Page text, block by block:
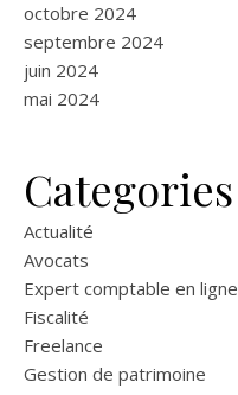
octobre 2024
septembre 2024
juin 2024
mai 2024
Categories
Actualité
Avocats
Expert comptable en ligne
Fiscalité
Freelance
Gestion de patrimoine